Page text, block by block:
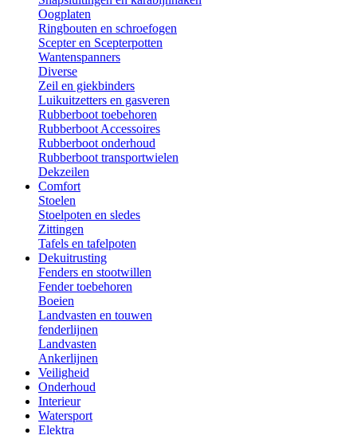
Oogplaten
Ringbouten en schroefogen
Scepter en Scepterpotten
Wantenspanners
Diverse
Zeil en giekbinders
Luikuitzetters en gasveren
Rubberboot toebehoren
Rubberboot Accessoires
Rubberboot onderhoud
Rubberboot transportwielen
Dekzeilen
Comfort
Stoelen
Stoelpoten en sledes
Zittingen
Tafels en tafelpoten
Dekuitrusting
Fenders en stootwillen
Fender toebehoren
Boeien
Landvasten en touwen
fenderlijnen
Landvasten
Ankerlijnen
Veiligheid
Onderhoud
Interieur
Watersport
Elektra